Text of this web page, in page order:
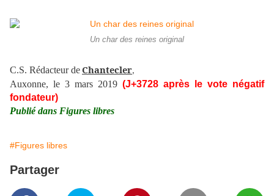
Un char des reines original
C.S. Rédacteur deChantecler,
Auxonne, le 3 mars 2019 (J+3728 après le vote négatif
fondateur)
Publié dans Figures libres
#Figures libres
Partager